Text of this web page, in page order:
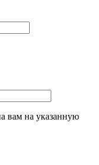
вам на указанную